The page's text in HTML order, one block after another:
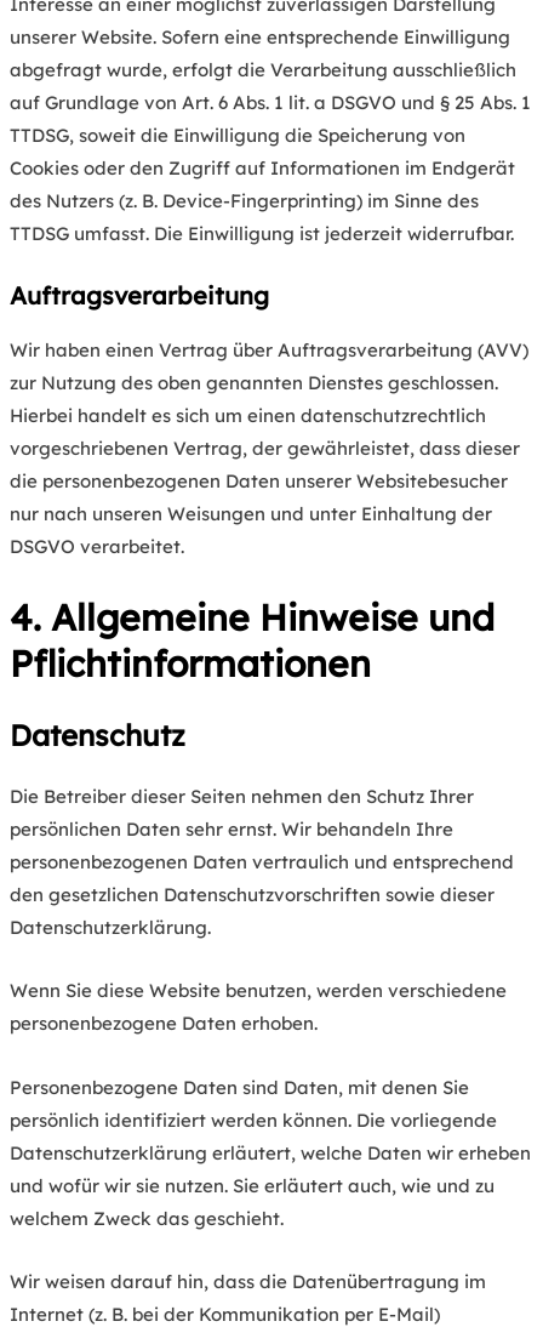
unserer Website. Sofern eine entsprechende Einwilligung
abgefragt wurde, erfolgt die Verarbeitung ausschließlich
auf Grundlage von Art. 6 Abs. 1 lit. a DSGVO und § 25 Abs. 1
TTDSG, soweit die Einwilligung die Speicherung von
Cookies oder den Zugriff auf Informationen im Endgerät
des Nutzers (z. B. Device-Fingerprinting) im Sinne des
TTDSG umfasst. Die Einwilligung ist jederzeit widerrufbar.
Auftragsverarbeitung
Wir haben einen Vertrag über Auftragsverarbeitung (AVV)
zur Nutzung des oben genannten Dienstes geschlossen.
Hierbei handelt es sich um einen datenschutzrechtlich
vorgeschriebenen Vertrag, der gewährleistet, dass dieser
die personenbezogenen Daten unserer Websitebesucher
nur nach unseren Weisungen und unter Einhaltung der
DSGVO verarbeitet.
4. Allgemeine Hinweise und
Pflichtinformationen
Datenschutz
Die Betreiber dieser Seiten nehmen den Schutz Ihrer
persönlichen Daten sehr ernst. Wir behandeln Ihre
personenbezogenen Daten vertraulich und entsprechend
den gesetzlichen Datenschutzvorschriften sowie dieser
Datenschutzerklärung.
Wenn Sie diese Website benutzen, werden verschiedene
personenbezogene Daten erhoben.
Personenbezogene Daten sind Daten, mit denen Sie
persönlich identifiziert werden können. Die vorliegende
Datenschutzerklärung erläutert, welche Daten wir erheben
und wofür wir sie nutzen. Sie erläutert auch, wie und zu
welchem Zweck das geschieht.
Wir weisen darauf hin, dass die Datenübertragung im
Internet (z. B. bei der Kommunikation per E-Mail)